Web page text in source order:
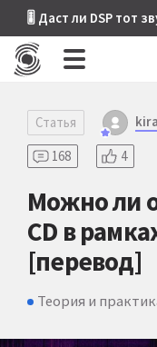
🎚 Даст ли DSP тот
Статья
168
4
Можно ли
CD в
[перевод]
Теория и